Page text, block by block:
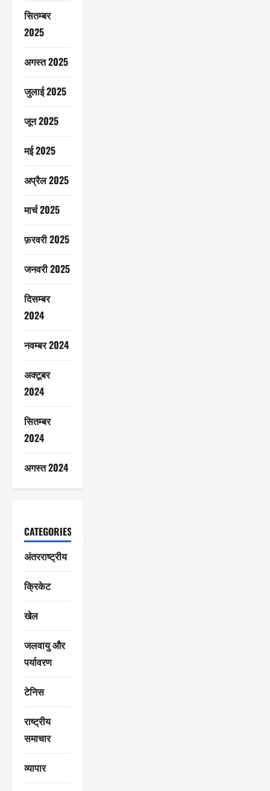
सितम्बर
2025
अगस्त 2025
जुलाई 2025
जून 2025
मई 2025
अप्रैल 2025
मार्च 2025
फ़रवरी 2025
जनवरी 2025
दिसम्बर
2024
नवम्बर 2024
अक्टूबर
2024
सितम्बर
2024
अगस्त 2024
CATEGORIES
अंतरराष्ट्रीय
क्रिकेट
खेल
जलवायु और
पर्यावरण
टेनिस
राष्ट्रीय
समाचार
व्यापार